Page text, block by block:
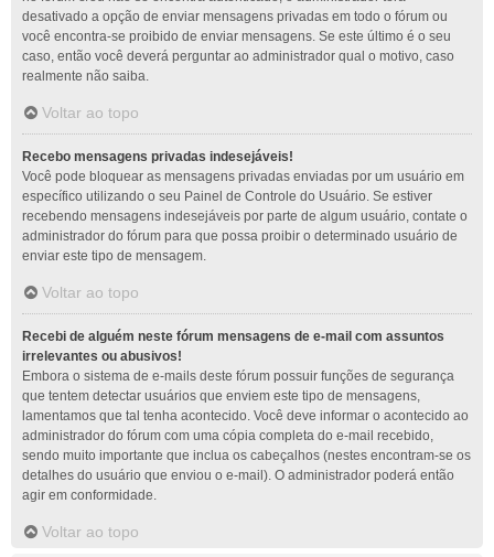
desativado a opção de enviar mensagens privadas em todo o fórum ou
você encontra-se proibido de enviar mensagens. Se este último é o seu
caso, então você deverá perguntar ao administrador qual o motivo, caso
realmente não saiba.
Voltar ao topo
Recebo mensagens privadas indesejáveis!
Você pode bloquear as mensagens privadas enviadas por um usuário em
específico utilizando o seu Painel de Controle do Usuário. Se estiver
recebendo mensagens indesejáveis por parte de algum usuário, contate o
administrador do fórum para que possa proibir o determinado usuário de
enviar este tipo de mensagem.
Voltar ao topo
Recebi de alguém neste fórum mensagens de e-mail com assuntos
irrelevantes ou abusivos!
Embora o sistema de e-mails deste fórum possuir funções de segurança
que tentem detectar usuários que enviem este tipo de mensagens,
lamentamos que tal tenha acontecido. Você deve informar o acontecido ao
administrador do fórum com uma cópia completa do e-mail recebido,
sendo muito importante que inclua os cabeçalhos (nestes encontram-se os
detalhes do usuário que enviou o e-mail). O administrador poderá então
agir em conformidade.
Voltar ao topo